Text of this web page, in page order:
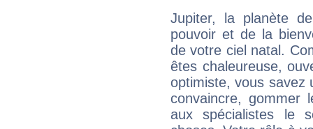
Jupiter, la planète
pouvoir et de la
de votre ciel natal.
êtes chaleureuse,
optimiste, vous savez
convaincre, gommer
aux spécialistes le